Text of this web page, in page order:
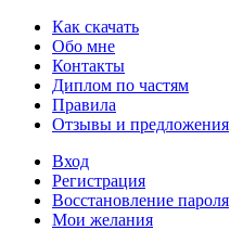
Как скачать
Обо мне
Контакты
Диплом по частям
Правила
Отзывы и предложения
Вход
Регистрация
Восстановление пароля
Мои желания